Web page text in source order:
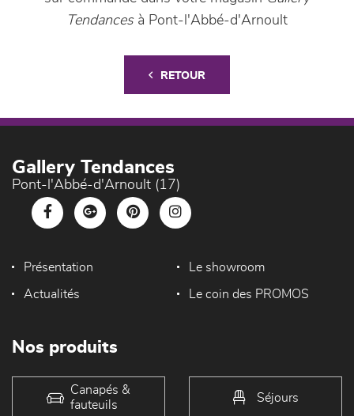
Tendancesà Pont-l'Abbé-d'Arnoult
RETOUR
Gallery Tendances
Pont-l'Abbé-d'Arnoult (17)
Présentation Le showroom
Actualités Le coin des PROMOS
Nos produits
Canapés &
fauteuils
Séjours